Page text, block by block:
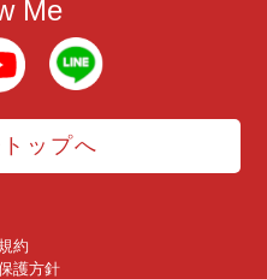
Me
ップへ
約
護方針